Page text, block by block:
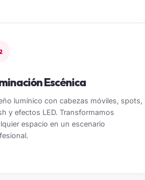
Escénica
lumínico con cabezas móviles, spots,
y efectos LED. Transformamos
espacio en un escenario